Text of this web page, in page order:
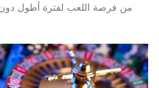
من فرصة اللعب لفترة أطول دون